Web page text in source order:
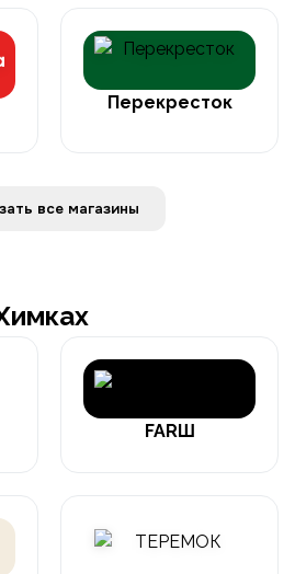
Перекресток
Показать все магазины
FARШ